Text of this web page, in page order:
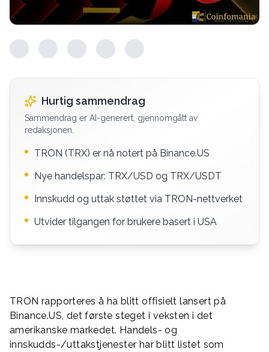
Hurtig sammendrag
Sammendrag er AI-generert, gjennomgått av
redaksjonen.
TRON (TRX) er nå notert på Binance.US
Nye handelspar: TRX/USD og TRX/USDT
Innskudd og uttak støttet via TRON-nettverket
Utvider tilgangen for brukere basert i USA
TRON rapporteres å ha blitt offisielt lansert på
Binance.US, det første steget i veksten i det
amerikanske markedet. Handels- og
innskudds-/uttakstjenester har blitt listet som